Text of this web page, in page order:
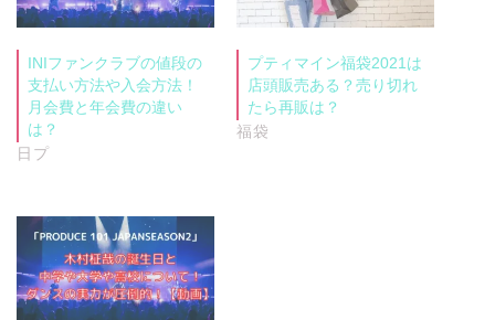
INIファンクラブの値段の
支払い方法や入会方法！
月会費と年会費の違い
は？
日プ
プティマイン福袋2021は
店頭販売ある？売り切れ
たら再販は？
福袋